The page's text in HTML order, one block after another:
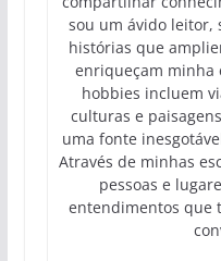
sou um ávido leitor,
histórias que
enriqueçam minha
hobbies incluem
culturas e
uma fonte
Através de minhas
pessoas e
entendimentos que